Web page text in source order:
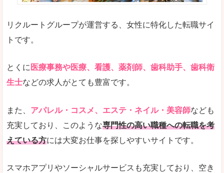
リクルートグループが運営する、女性に特化した転職サイ
トです。
とくに 医療事務や医療、看護、薬剤師、歯科助手、歯科衛
生士などの求人がとても豊富です。
また、 アパレル・コスメ、エステ・ネイル・美容師なども
充実しており、このような専門性の高い職種への転職を考
えている方には大変お仕事を探しやすいサイトです。
スマホアプリやソーシャルサービスも充実しており、空き